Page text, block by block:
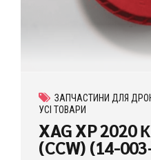
ЗАПЧАСТИНИ ДЛЯ
УСІ ТОВАРИ
XAG XP 2020
(CCW) (14-